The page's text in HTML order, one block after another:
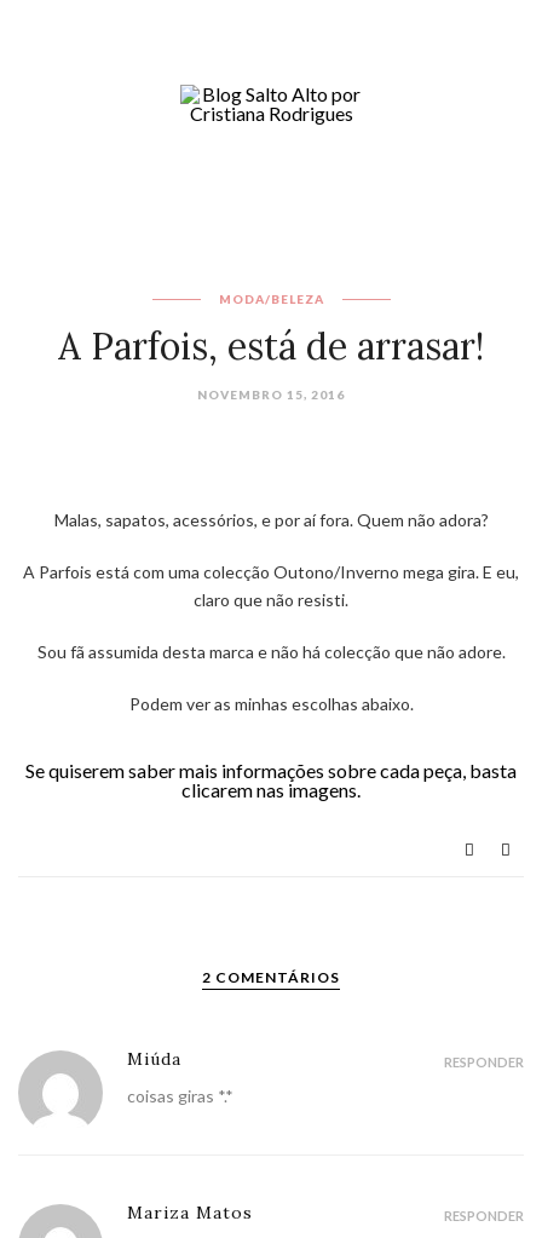
MODA/BELEZA
A Parfois, está de arrasar!
NOVEMBRO 15, 2016
Malas, sapatos, acessórios, e por aí fora. Quem não adora?
A Parfois está com uma colecção Outono/Inverno mega gira. E eu,
claro que não resisti.
Sou fã assumida desta marca e não há colecção que não adore.
Podem ver as minhas escolhas abaixo.
Se quiserem saber mais informações sobre cada peça, basta
clicarem nas imagens.
2 COMENTÁRIOS
Miúda
coisas giras *.*
RESPONDER
Mariza Matos RESPONDER